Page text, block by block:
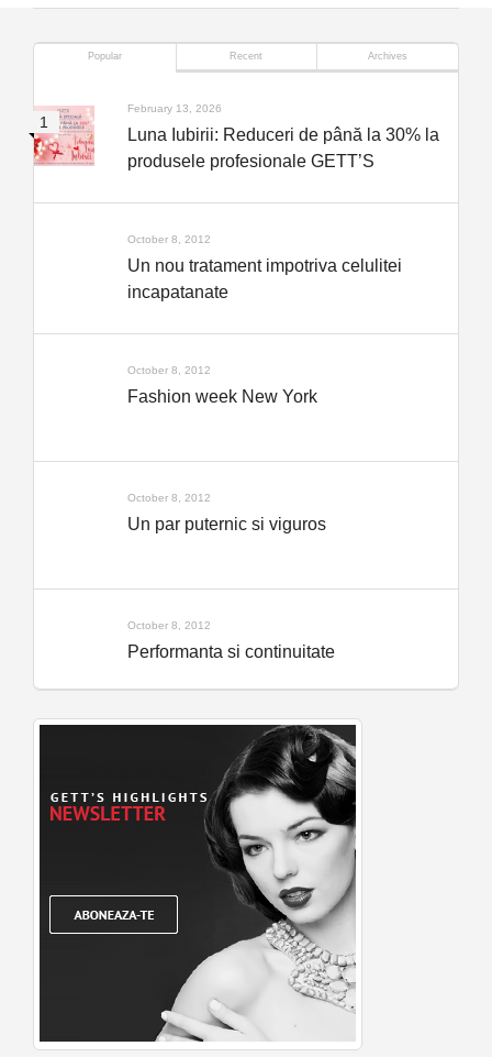
Popular Recent Archives
February 13, 2026
Luna Iubirii: Reduceri de până la 30% la
produsele profesionale GETT’S
October 8, 2012
Un nou tratament impotriva celulitei
incapatanate
October 8, 2012
Fashion week New York
October 8, 2012
Un par puternic si viguros
October 8, 2012
Performanta si continuitate